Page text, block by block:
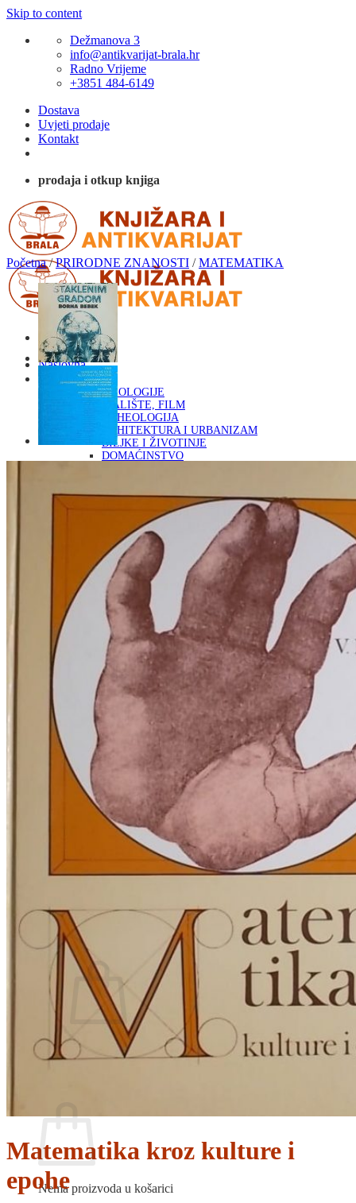
Skip to content
Dežmanova 3
info@antikvarijat-brala.hr
Radno Vrijeme
+3851 484-6149
Dostava
Uvjeti prodaje
Kontakt
prodaja i otkup knjiga
Naslovna
KNJIGE
OD ARHEOLOGIJE
DO KAZALIŠTE, FILM
ARHEOLOGIJA
ARHITEKTURA I URBANIZAM
BILJKE I ŽIVOTINJE
DOMAĆINSTVO
FILOZOFIJA, SOCIOLOGIJA, ANTROPOLOGIJA
FOTOGRAFIJA
GLAZBENA UMJETNOST
KAZALIŠTE, FILM
OD KNJIŽEVNOST
DO RELIGIJA
KNJIŽEVNOST
LIKOVNA UMJETNOST
LJEKOVITO BILJE I ZDRAVLJE
MITOLOGIJA
POVIJEST I PUBLICISTIKA
PRIRODNE ZNANOSTI
PSIHOLOGIJA, POPULARNA PSIHOLOGIJA,
ALTERNATIVA
RAZNO
RELIGIJA
OD RJEČNIKA
DO ZEMLJOVIDA
RJEČNICI, GRAMATIKE, PRAVOPISI…
SPORT
TEHNIČKE ZNANOSTI
TEORIJA I POVIJEST KNJIŽEVNOSTI
VEDUTE
ZAGREB
ZEMLJOVIDI
Novosti
AKCIJA
Nema proizvoda u košarici
Nema proizvoda u košarici
Početna / PRIRODNE ZNANOSTI / MATEMATIKA
Matematika kroz kulture i
epohe